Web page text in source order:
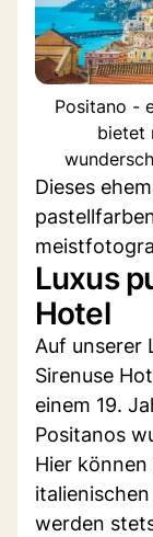
Positano -
bietet
Dieses
Luxus
Hotel
Auf unserer
Sirenuse
einem 19.
Positanos
Hier können
werden